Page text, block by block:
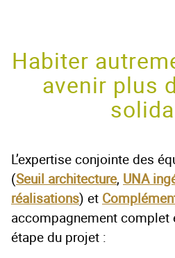
Habiter
avenir plus
L’expertise conjointe des
(Seuil architecture, UNA
réalisations) et
accompagnement complet
étape du projet :